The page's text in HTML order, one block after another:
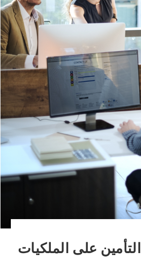
التأمين على الملكيات